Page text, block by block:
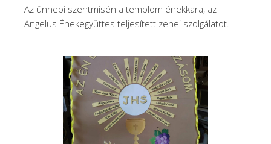
Az ünnepi szentmisén a templom énekkara, az
Angelus Énekegyüttes teljesített zenei szolgálatot.